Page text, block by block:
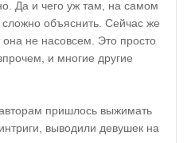
Да и чего уж там, на самом
объяснить. Сейчас же
не насовсем. Это просто
и многие другие
пришлось выжимать
выводили девушек на